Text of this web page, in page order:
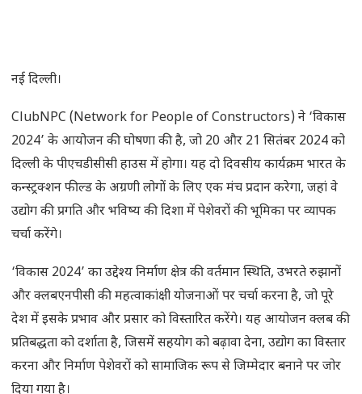
नई दिल्ली।
ClubNPC (Network for People of Constructors) ने ‘विकास
2024’ के आयोजन की घोषणा की है, जो 20 और 21 सितंबर 2024 को
दिल्ली के पीएचडीसीसी हाउस में होगा। यह दो दिवसीय कार्यक्रम भारत के
कन्स्ट्रक्शन फील्ड के अग्रणी लोगों के लिए एक मंच प्रदान करेगा, जहां वे
उद्योग की प्रगति और भविष्य की दिशा में पेशेवरों की भूमिका पर व्यापक
चर्चा करेंगे।
‘विकास 2024’ का उद्देश्य निर्माण क्षेत्र की वर्तमान स्थिति, उभरते रुझानों
और क्लबएनपीसी की महत्वाकांक्षी योजनाओं पर चर्चा करना है, जो पूरे
देश में इसके प्रभाव और प्रसार को विस्तारित करेंगे। यह आयोजन क्लब की
प्रतिबद्धता को दर्शाता है, जिसमें सहयोग को बढ़ावा देना, उद्योग का विस्तार
करना और निर्माण पेशेवरों को सामाजिक रूप से जिम्मेदार बनाने पर जोर
दिया गया है।